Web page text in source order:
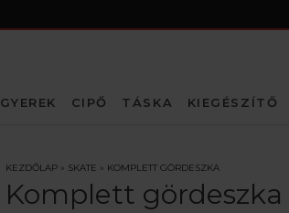
GYEREK CIPŐ TÁSKA KIEGÉSZÍTŐ
KEZDŐLAP » SKATE » KOMPLETT GÖRDESZKA
Komplett gördeszka